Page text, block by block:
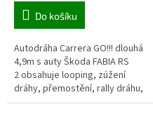
Do košíku
Autodráha Carrera GO!!! dlouhá
4,9m s auty Škoda FABIA RS
2 obsahuje looping, zúžení
dráhy, přemostění, rally dráhu,
rovinky, zatáčky, díl s...